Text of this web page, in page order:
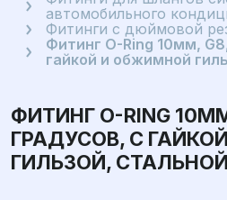
автомобильного
Фитинги с дюймовой
Фитинг O-Ring 10мм,
гайкой и обжимной
ФИТИНГ O-RING
ГРАДУСОВ, С
ГИЛЬЗОЙ, СТАЛЬНОЙ